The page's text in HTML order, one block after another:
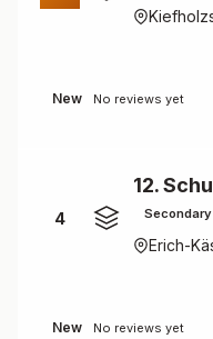
New No reviews yet
4
12.
Secondary
Erich-
New No reviews yet